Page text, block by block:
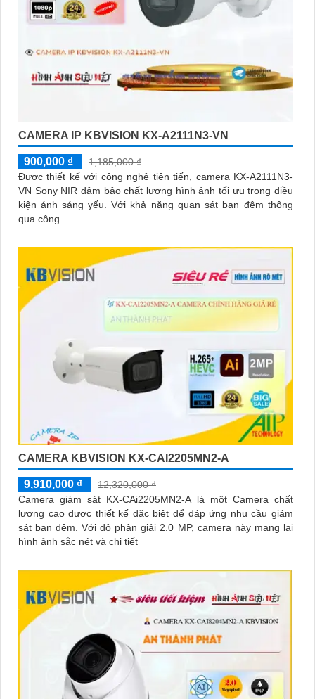
CAMERA IP KBVISION KX-A2111N3-VN
900,000 ₫
1,185,000 ₫
Được thiết kế với công nghệ tiên tiến, camera KX-A2111N3-
VN Sony NIR đảm bảo chất lượng hình ảnh tối ưu trong điều
kiện ánh sáng yếu. Với khả năng quan sát ban đêm thông
qua công...
CAMERA KBVISION KX-CAI2205MN2-A
9,910,000 ₫
12,320,000 ₫
Camera giám sát KX-CAi2205MN2-A là một Camera chất
lượng cao được thiết kế đặc biệt để đáp ứng nhu cầu giám
sát ban đêm. Với độ phân giải 2.0 MP, camera này mang lại
hình ảnh sắc nét và chi tiết